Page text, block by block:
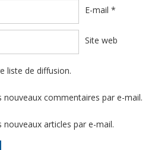
E-mail *
Site web
liste de diffusion.
nouveaux commentaires par e-mail.
articles par e-mail.